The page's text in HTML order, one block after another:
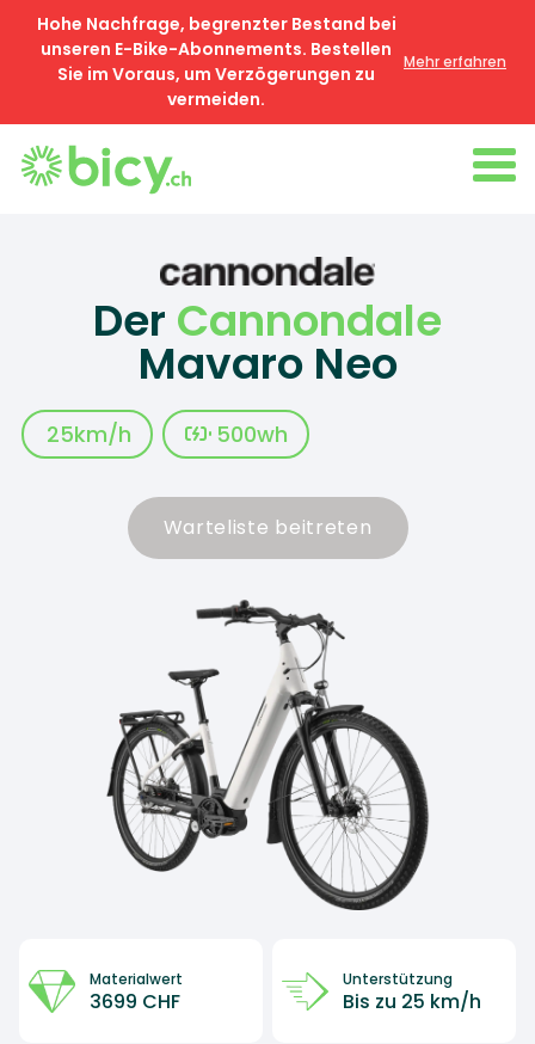
Hohe Nachfrage, begrenzter Bestand bei
unseren E-Bike-Abonnements. Bestellen
Sie im Voraus, um Verzögerungen zu
vermeiden.
Mehr erfahren
Der Cannondale
Mavaro Neo
25km/h 500wh
Warteliste beitreten
Materialwert
3699 CHF
Unterstützung
Bis zu 25 km/h